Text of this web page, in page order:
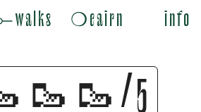
❍cairn info
5